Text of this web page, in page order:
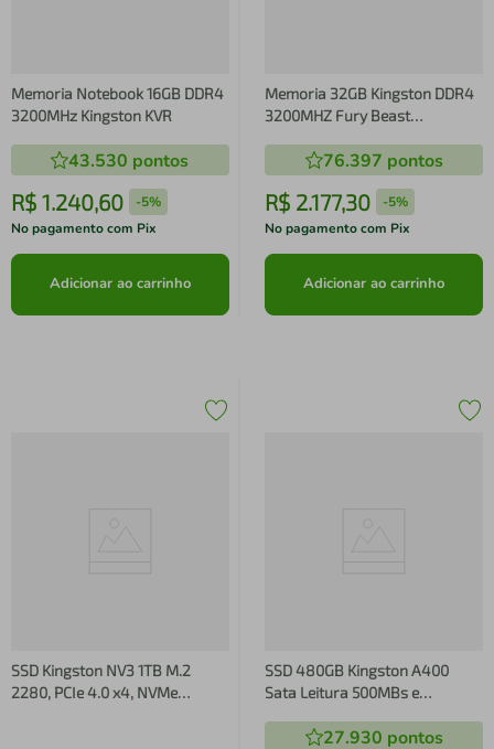
Memoria Notebook 16GB DDR4
3200MHz Kingston KVR
43.530 pontos
R$ 1.240,60 -5%
No pagamento com Pix
Adicionar ao carrinho
Memoria 32GB Kingston DDR4
3200MHZ Fury Beast
76.397 pontos
R$ 2.177,30 -5%
No pagamento com Pix
Adicionar ao carrinho
SSD Kingston NV3 1TB M.2
2280, PCIe 4.0 x4, NVMe
SSD 480GB Kingston A400
Sata Leitura 500MBs e
SA400S37/480G
27.930 pontos